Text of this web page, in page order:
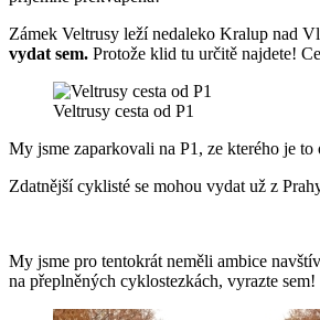
Zámek Veltrusy leží nedaleko Kralup nad
vydat sem. Protože klid tu určitě najdete!
Veltrusy cesta od P1
My jsme zaparkovali na P1, ze kterého je
Zdatnější cyklisté se mohou vydat už z
My jsme pro tentokrát neměli ambice
na přeplněných cyklostezkách, vyrazte sem!